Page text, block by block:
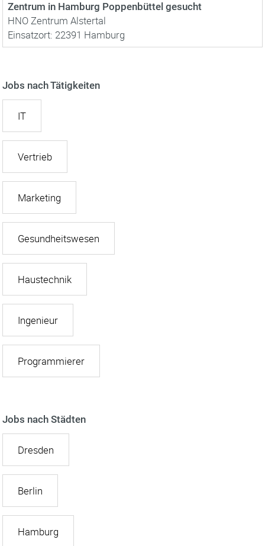
Zentrum in Hamburg Poppenbüttel gesucht
HNO Zentrum Alstertal
Einsatzort: 22391 Hamburg
Jobs nach Tätigkeiten
IT
Vertrieb
Marketing
Gesundheitswesen
Haustechnik
Ingenieur
Programmierer
Jobs nach Städten
Dresden
Berlin
Hamburg